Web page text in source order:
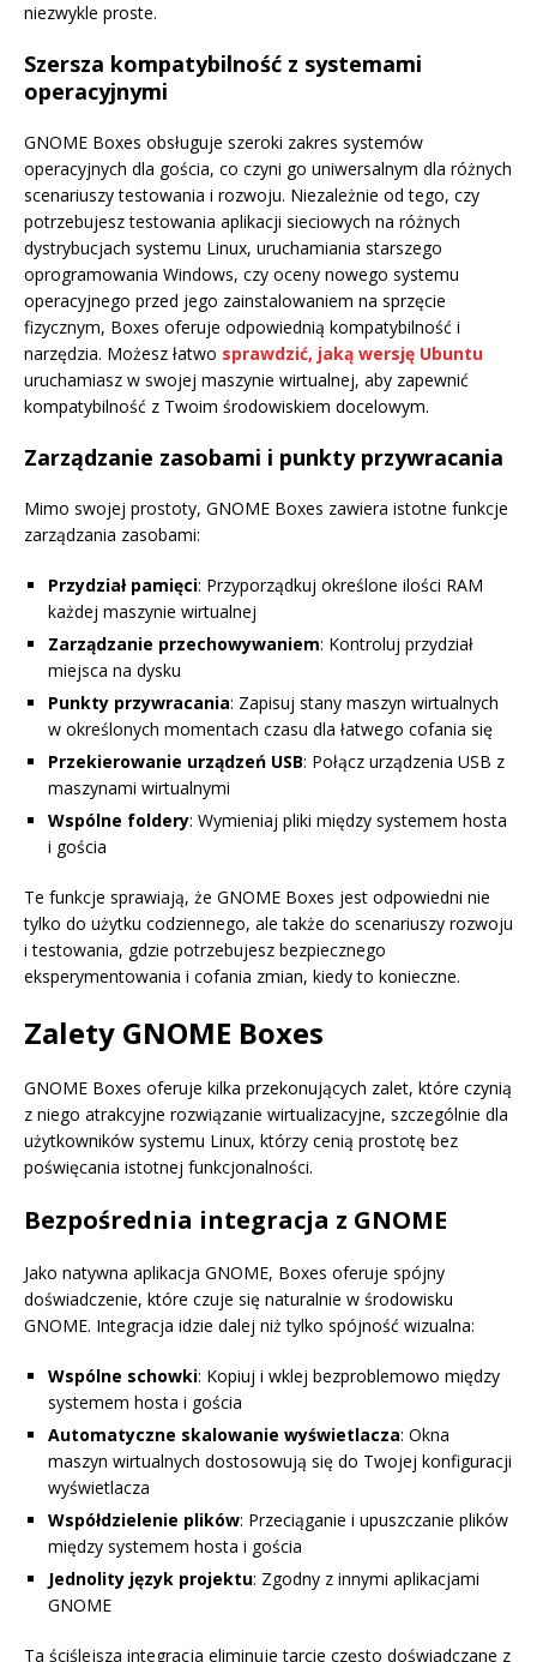
niezwykle proste.
Szersza kompatybilność z systemami
operacyjnymi
GNOME Boxes obsługuje szeroki zakres systemów
operacyjnych dla gościa, co czyni go uniwersalnym dla różnych
scenariuszy testowania i rozwoju. Niezależnie od tego, czy
potrzebujesz testowania aplikacji sieciowych na różnych
dystrybucjach systemu Linux, uruchamiania starszego
oprogramowania Windows, czy oceny nowego systemu
operacyjnego przed jego zainstalowaniem na sprzęcie
fizycznym, Boxes oferuje odpowiednią kompatybilność i
narzędzia. Możesz łatwo sprawdzić, jaką wersję Ubuntu
uruchamiasz w swojej maszynie wirtualnej, aby zapewnić
kompatybilność z Twoim środowiskiem docelowym.
Zarządzanie zasobami i punkty przywracania
Mimo swojej prostoty, GNOME Boxes zawiera istotne funkcje
zarządzania zasobami:
Przydział pamięci: Przyporządkuj określone ilości RAM
każdej maszynie wirtualnej
Zarządzanie przechowywaniem: Kontroluj przydział
miejsca na dysku
Punkty przywracania: Zapisuj stany maszyn wirtualnych
w określonych momentach czasu dla łatwego cofania się
Przekierowanie urządzeń USB: Połącz urządzenia USB z
maszynami wirtualnymi
Wspólne foldery: Wymieniaj pliki między systemem hosta
i gościa
Te funkcje sprawiają, że GNOME Boxes jest odpowiedni nie
tylko do użytku codziennego, ale także do scenariuszy rozwoju
i testowania, gdzie potrzebujesz bezpiecznego
eksperymentowania i cofania zmian, kiedy to konieczne.
Zalety GNOME Boxes
GNOME Boxes oferuje kilka przekonujących zalet, które czynią
z niego atrakcyjne rozwiązanie wirtualizacyjne, szczególnie dla
użytkowników systemu Linux, którzy cenią prostotę bez
poświęcania istotnej funkcjonalności.
Bezpośrednia integracja z GNOME
Jako natywna aplikacja GNOME, Boxes oferuje spójny
doświadczenie, które czuje się naturalnie w środowisku
GNOME. Integracja idzie dalej niż tylko spójność wizualna:
Wspólne schowki: Kopiuj i wklej bezproblemowo między
systemem hosta i gościa
Automatyczne skalowanie wyświetlacza: Okna
maszyn wirtualnych dostosowują się do Twojej konfiguracji
wyświetlacza
Współdzielenie plików: Przeciąganie i upuszczanie plików
między systemem hosta i gościa
Jednolity język projektu: Zgodny z innymi aplikacjami
GNOME
Ta ściślejsza integracja eliminuje tarcie często doświadczane z